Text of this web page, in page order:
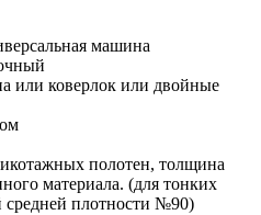
машина
или коверлок или двойные
полотен, толщина
материала. (для тонких
средней плотности №90)